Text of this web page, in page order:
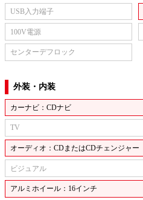
USB入力端子
100V電源
センターデフロック
外装・内装
カーナビ：CDナビ
TV
オーディオ：CDまたはCDチェンジャー
ビジュアル
アルミホイール：16インチ